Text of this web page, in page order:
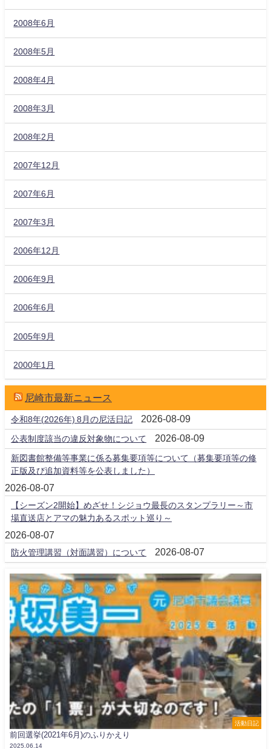
2008年6月
2008年5月
2008年4月
2008年3月
2008年2月
2007年12月
2007年6月
2007年3月
2006年12月
2006年9月
2006年6月
2005年9月
2000年1月
尼崎市最新ニュース
令和8年(2026年) 8月の尼活日記 2026-08-09
公表制度該当の違反対象物について 2026-08-09
新図書館整備等事業に係る募集要項等について（募集要項等の修
正版及び追加資料等を公表しました）
2026-08-07
【シーズン2開始】めざせ！シジョウ最長のスタンプラリー～市
場直送店とアマの魅力あるスポット巡り～
2026-08-07
防火管理講習（対面講習）について 2026-08-07
活動日記
前回選挙(2021年6月)のふりかえり
2025.06.14